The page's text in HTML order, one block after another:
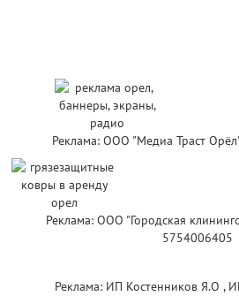
Реклама: ООО "Медиа Траст
Реклама: ООО "Городская
5754006405
Реклама: ИП Костенников Я.О ,